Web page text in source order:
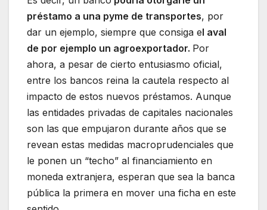
préstamo a una pyme de transportes, por
dar un ejemplo, siempre que consiga el aval
de por ejemplo un agroexportador. Por
ahora, a pesar de cierto entusiasmo oficial,
entre los bancos reina la cautela respecto al
impacto de estos nuevos préstamos. Aunque
las entidades privadas de capitales nacionales
son las que empujaron durante años que se
revean estas medidas macroprudenciales que
le ponen un “techo” al financiamiento en
moneda extranjera, esperan que sea la banca
pública la primera en mover una ficha en este